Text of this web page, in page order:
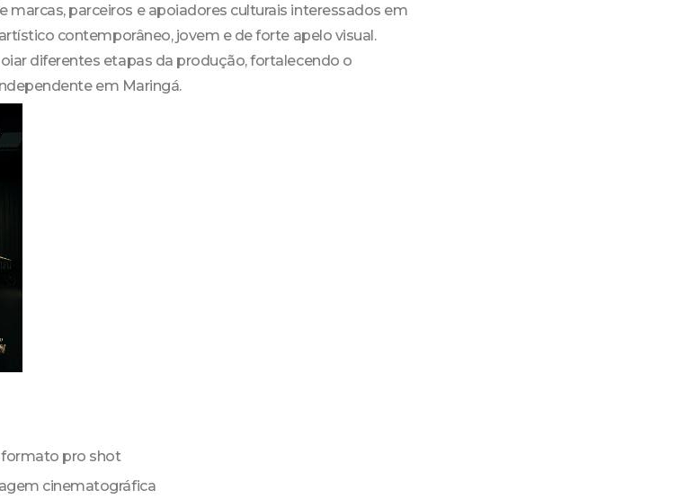
marcas, parceiros e apoiadores culturais interessados em
contemporâneo, jovem e de forte apelo visual.
diferentes etapas da produção, fortalecendo o
em Maringá.
pro shot
cinematográfica